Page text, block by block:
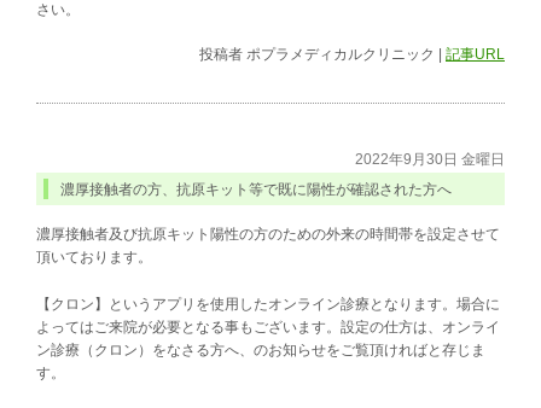
さい。
投稿者 ポプラメディカルクリニック 記事URL
2022年9月30日 金曜日
濃厚接触者の方、抗原キット等で既に陽性が確認された方へ
濃厚接触者及び抗原キット陽性の方のための外来の時間帯を設定させて
頂いております。
【クロン】というアプリを使用したオンライン診療となります。場合に
よってはご来院が必要となる事もございます。設定の仕方は、オンライ
ン診療（クロン）をなさる方へ、のお知らせをご覧頂ければと存じま
す。